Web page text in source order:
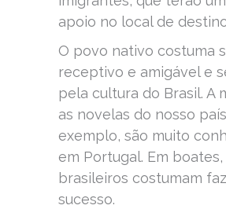
apoio no local de
O povo nativo costuma
receptivo e amigável e
pela cultura do Brasil. A
as novelas do nosso
exemplo, são muito
em Portugal. Em
brasileiros costumam
sucesso.